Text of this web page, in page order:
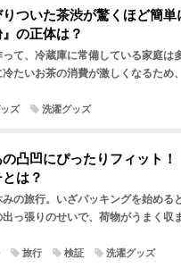
ついた茶渋が驚くほど簡
の正体は？
て、冷蔵庫に常備している家庭は
たいお茶の消費が激しくなるため
ズ 洗濯グッズ
凸凹にぴったりフィット
は？
の旅行。いざパッキングを始める
っ張りのせいで、荷物がうまく収
旅行 検証 洗濯グッズ
これ
ゃれ
戦